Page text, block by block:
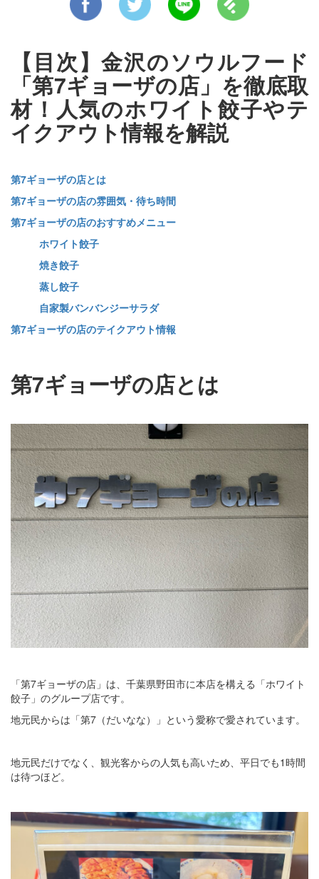
【目次】金沢のソウルフード
「第7ギョーザの店」を徹底取
材！人気のホワイト餃子やテ
イクアウト情報を解説
第7ギョーザの店とは
第7ギョーザの店の雰囲気・待ち時間
第7ギョーザの店のおすすめメニュー
ホワイト餃子
焼き餃子
蒸し餃子
自家製バンバンジーサラダ
第7ギョーザの店のテイクアウト情報
第7ギョーザの店とは
「第7ギョーザの店」は、千葉県野田市に本店を構える「ホワイト
餃子」のグループ店です。
地元民からは「第7（だいなな）」という愛称で愛されています。
地元民だけでなく、観光客からの人気も高いため、平日でも1時間
は待つほど。